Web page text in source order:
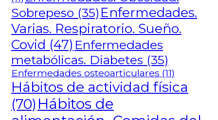
Sobrepeso (35) Enfermedades.
Varias. Respiratorio. Sueño.
Covid (47) Enfermedades
metabólicas. Diabetes (35)
Enfermedades osteoarticulares (11)
Hábitos de actividad física
(70) Hábitos de